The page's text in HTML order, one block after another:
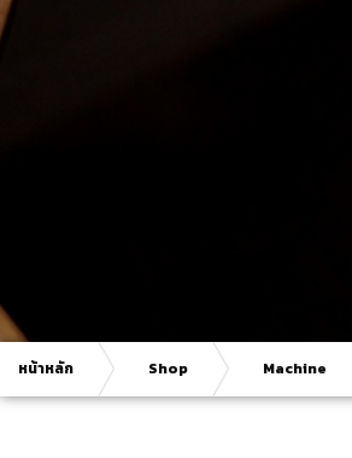
หน้าหลัก Shop Machine